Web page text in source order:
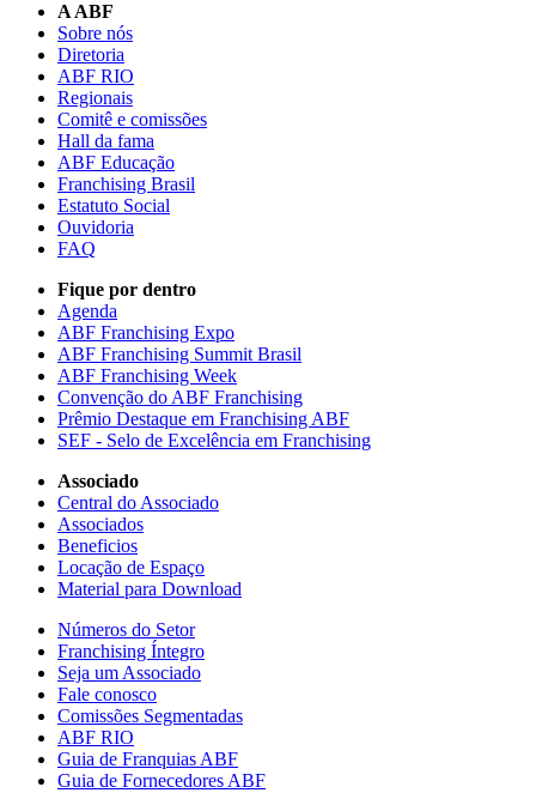
A ABF
Sobre nós
Diretoria
ABF RIO
Regionais
Comitê e comissões
Hall da fama
ABF Educação
Franchising Brasil
Estatuto Social
Ouvidoria
FAQ
Fique por dentro
Agenda
ABF Franchising Expo
ABF Franchising Summit Brasil
ABF Franchising Week
Convenção do ABF Franchising
Prêmio Destaque em Franchising ABF
SEF - Selo de Excelência em Franchising
Associado
Central do Associado
Associados
Beneficios
Locação de Espaço
Material para Download
Números do Setor
Franchising Íntegro
Seja um Associado
Fale conosco
Comissões Segmentadas
ABF RIO
Guia de Franquias ABF
Guia de Fornecedores ABF